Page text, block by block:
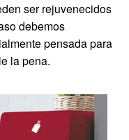
ser rejuvenecidos
debemos
pensada para
la pena.